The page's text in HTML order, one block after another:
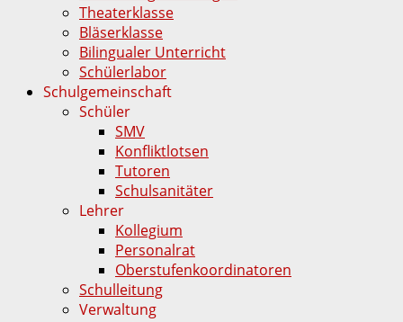
Theaterklasse
Bläserklasse
Bilingualer Unterricht
Schülerlabor
Schulgemeinschaft
Schüler
SMV
Konfliktlotsen
Tutoren
Schulsanitäter
Lehrer
Kollegium
Personalrat
Oberstufenkoordinatoren
Schulleitung
Verwaltung